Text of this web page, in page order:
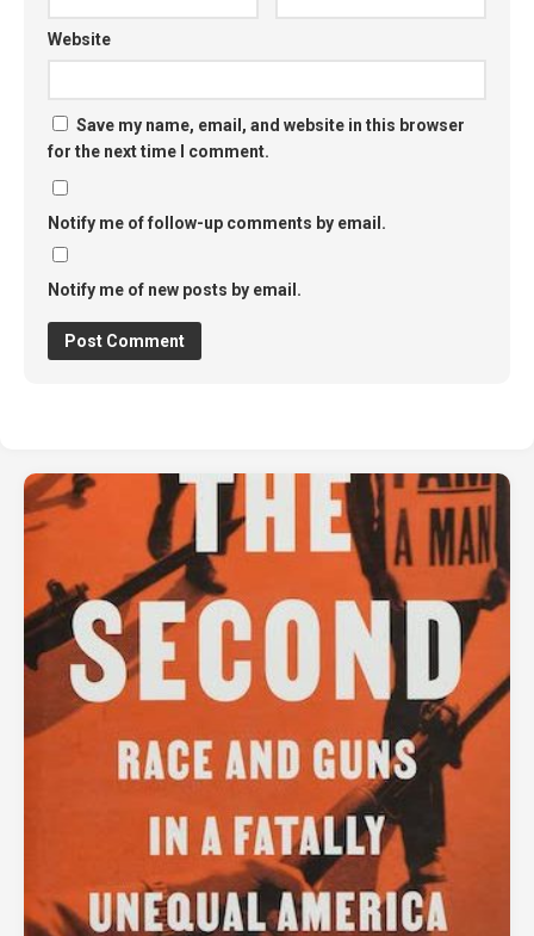
Website
Save my name, email, and website in this browser
for the next time I comment.
Notify me of follow-up comments by email.
Notify me of new posts by email.